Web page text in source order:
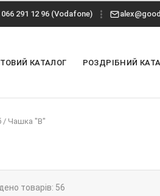
066 291 12 96 (Vodafone)
КАТАЛОГ РОЗДРІБНИЙ
/ Чашка "B"
товарів: 56